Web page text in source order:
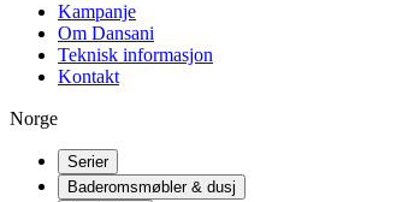
Kampanje
Om Dansani
Teknisk informasjon
Kontakt
Norge
Serier
Baderomsmøbler & dusj